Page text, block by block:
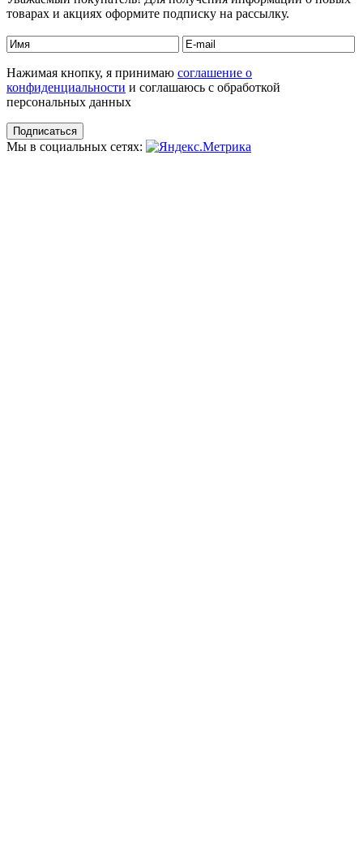
товарах и акциях оформите подписку на рассылку.
Нажимая кнопку, я принимаю соглашение о
конфиденциальности и соглашаюсь с обработкой
персональных данных
Мы в социальных сетях: